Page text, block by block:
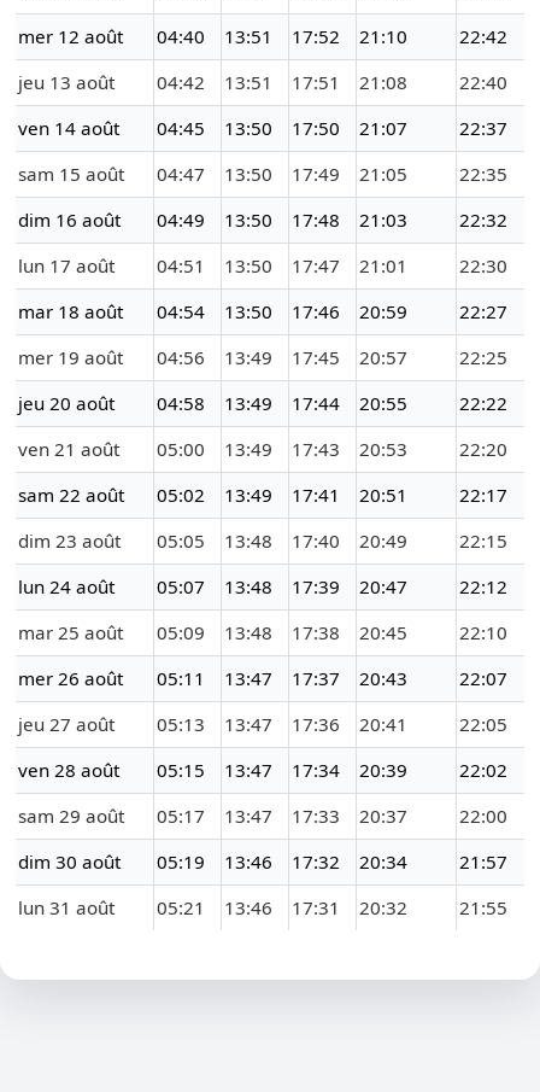
mer 12 août
04:40 13:51 17:52 21:10
22:42
jeu 13 août
04:42 13:51 17:51 21:08
22:40
ven 14 août
04:45 13:50 17:50 21:07
22:37
sam 15 août
04:47 13:50 17:49 21:05
22:35
dim 16 août
04:49 13:50 17:48 21:03
22:32
lun 17 août
04:51 13:50 17:47 21:01
22:30
mar 18 août
04:54 13:50 17:46 20:59
22:27
mer 19 août
04:56 13:49 17:45 20:57
22:25
jeu 20 août
04:58 13:49 17:44 20:55
22:22
ven 21 août
05:00 13:49 17:43 20:53
22:20
sam 22 août
05:02 13:49 17:41 20:51
22:17
dim 23 août
05:05 13:48 17:40 20:49
22:15
lun 24 août
05:07 13:48 17:39 20:47
22:12
mar 25 août
05:09 13:48 17:38 20:45
22:10
mer 26 août
05:11 13:47 17:37 20:43
22:07
jeu 27 août
05:13 13:47 17:36 20:41
22:05
ven 28 août
05:15 13:47 17:34 20:39
22:02
sam 29 août
05:17 13:47 17:33 20:37
22:00
dim 30 août
05:19 13:46 17:32 20:34
21:57
lun 31 août
05:21 13:46 17:31 20:32 21:55